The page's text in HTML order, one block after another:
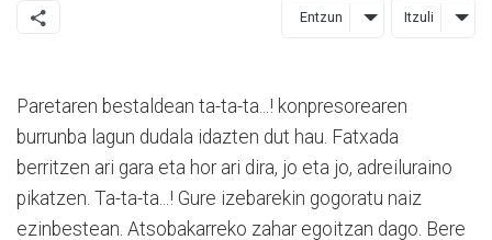
Entzun Itzuli
Paretaren bestaldean ta-ta-ta...! konpresorearen
burrunba lagun dudala idazten dut hau. Fatxada
berritzen ari gara eta hor ari dira, jo eta jo, adreiluraino
pikatzen. Ta-ta-ta...! Gure izebarekin gogoratu naiz
ezinbestean. Atsobakarreko zahar egoitzan dago. Bere